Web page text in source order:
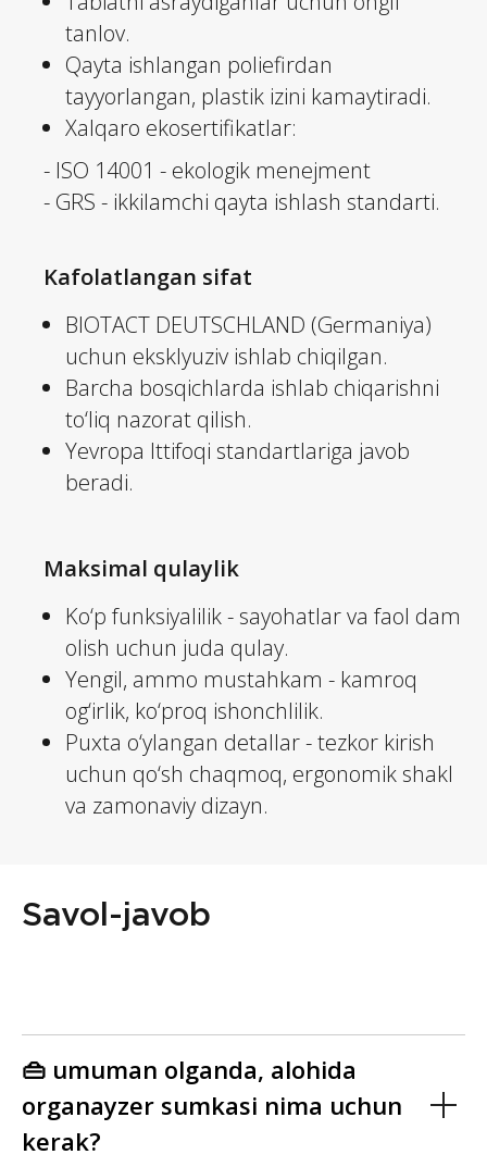
tanlov.
Qayta ishlangan poliefirdan
tayyorlangan, plastik izini kamaytiradi.
Xalqaro ekosertifikatlar:
- ISO 14001 - ekologik menejment
- GRS - ikkilamchi qayta ishlash standarti.
Kafolatlangan sifat
BIOTACT DEUTSCHLAND (Germaniya)
uchun eksklyuziv ishlab chiqilgan.
Barcha bosqichlarda ishlab chiqarishni
to‘liq nazorat qilish.
Yevropa Ittifoqi standartlariga javob
beradi.
Maksimal qulaylik
Ko‘p funksiyalilik - sayohatlar va faol dam
olish uchun juda qulay.
Yengil, ammo mustahkam - kamroq
og‘irlik, ko‘proq ishonchlilik.
Puxta o‘ylangan detallar - tezkor kirish
uchun qo‘sh chaqmoq, ergonomik shakl
va zamonaviy dizayn.
Savol-javob
👜 umuman olganda, alohida
organayzer sumkasi nima uchun
kerak?